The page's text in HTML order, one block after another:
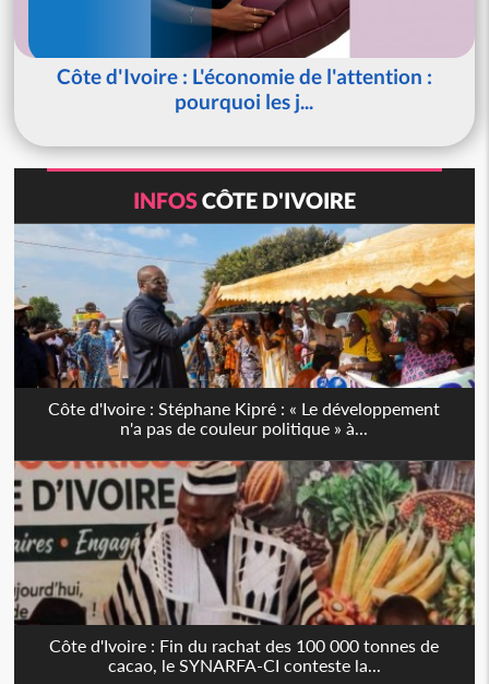
Côte d'Ivoire : L'économie de l'attention :
pourquoi les j...
INFOSCÔTE D'IVOIRE
Côte d'Ivoire : Stéphane Kipré : « Le développement
n'a pas de couleur politique » à...
Côte d'Ivoire : Fin du rachat des 100 000 tonnes de
cacao, le SYNARFA-CI conteste la...